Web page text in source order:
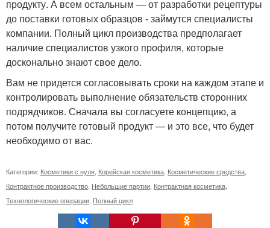
продукту. А всем остальным — от разработки рецептуры
до поставки готовых образцов - займутся специалисты
компании. Полный цикл производства предполагает
наличие специалистов узкого профиля, которые
досконально знают свое дело.
Вам не придется согласовывать сроки на каждом этапе и
контролировать выполнение обязательств сторонних
подрядчиков. Сначала вы согласуете концепцию, а
потом получите готовый продукт — и это все, что будет
необходимо от вас.
Категории: Косметики с нуля Корейская косметика Косметические средства
Контрактное производство Небольшие партии Контрактная косметика
Технологические операции Полный цикл